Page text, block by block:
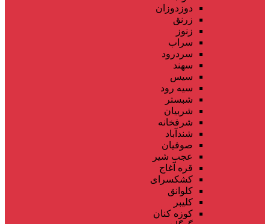
دوزدوزان
زرنق
زنوز
سراب
سردرود
سهند
سیس
سیه رود
شبستر
شربیان
شرفخانه
شندآباد
صوفیان
عجب شیر
قره آغاج
کشکسرای
کلوانق
کلیبر
کوزه کنان